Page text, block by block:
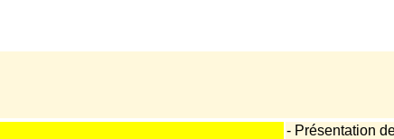
- Présentation